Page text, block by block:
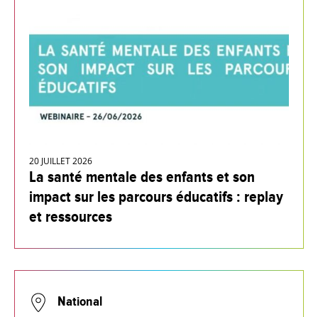
20 JUILLET 2026
La santé mentale des enfants et son
impact sur les parcours éducatifs : replay
et ressources
National